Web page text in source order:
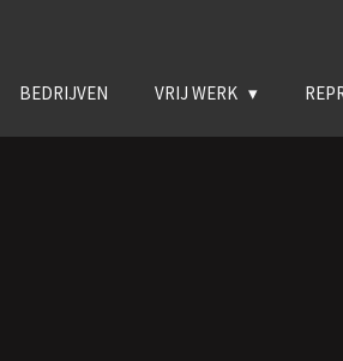
BEDRIJVEN VRIJ WERK